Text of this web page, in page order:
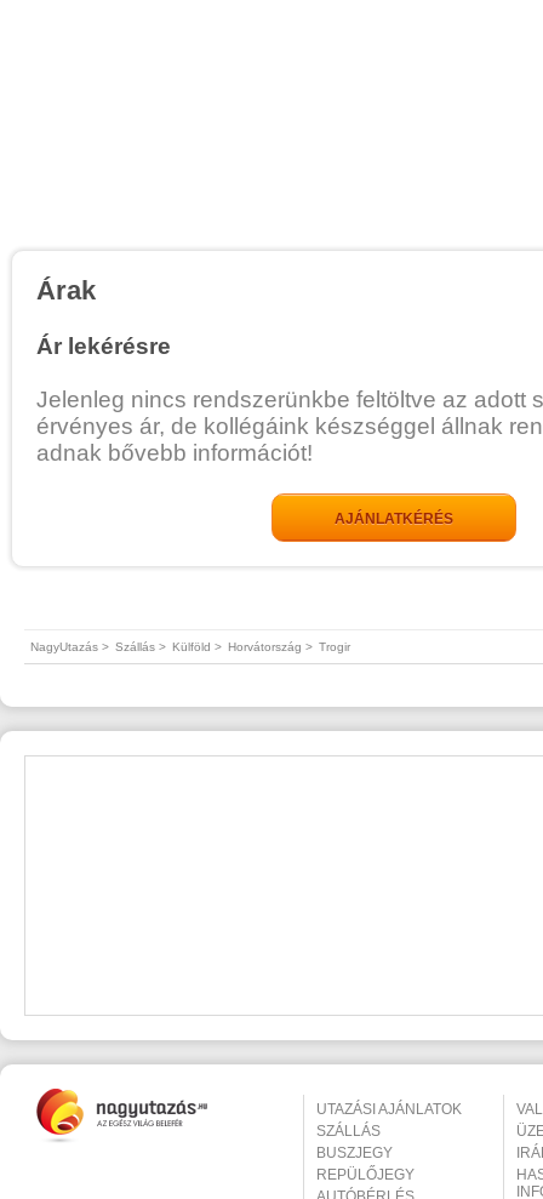
Árak
Ár lekérésre
Jelenleg nincs rendszerünkbe feltöltve az adott
érvényes ár, de kollégáink készséggel állnak
adnak bővebb információt!
AJÁNLATKÉRÉS
NagyUtazás > Szállás > Külföld > Horvátország > Trogir
UTAZÁSI AJÁNLATOK
SZÁLLÁS
BUSZJEGY
REPÜLŐJEGY